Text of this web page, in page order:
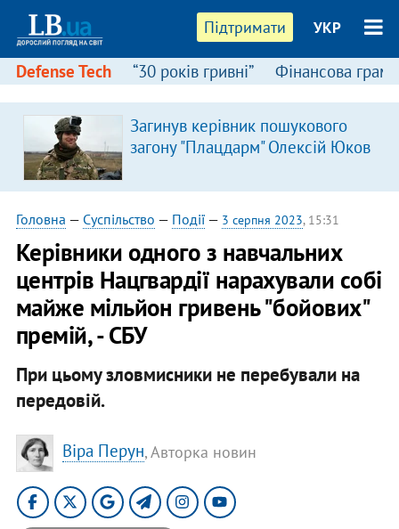
Підтримати УКР
Defense Tech “30 років гривні” Фінансова
Загинув керівник пошукового
загону "Плацдарм" Олексій Юков
Головна — Суспільство — Події— 3 серпня 2023, 15:31
Керівники одного з навчальних
центрів Нацгвардії нарахували собі
майже мільйон гривень "бойових"
премій, - СБУ
При цьому зловмисники не перебували на
передовій.
Віра Перун, Авторка новин